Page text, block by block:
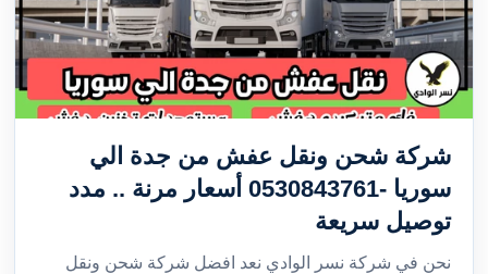
شركة شحن ونقل عفش من جدة الي
سوريا -0530843761 أسعار مرنة .. مدد
توصيل سريعة
نحن في شركة نسر الوادي نعد افضل شركة شحن ونقل